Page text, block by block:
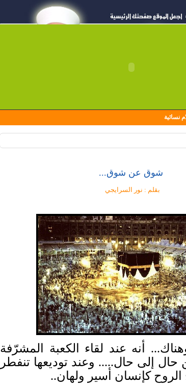
نسائية
شوق عن شوق...
بقلم : نور السرايجي
أنه عند لقاء الكعبة المشرّفة
حال إلى حال..... وعند توديعها تنفطر
كإنسان أسير ولهان..